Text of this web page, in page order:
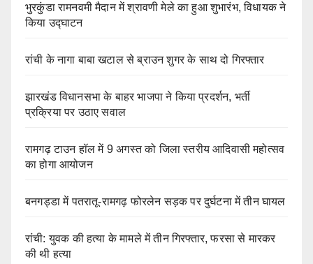
भुरकुंडा रामनवमी मैदान में श्रावणी मेले का हुआ शुभारंभ, विधायक ने
किया उद्घाटन
रांची के नागा बाबा खटाल से ब्राउन शुगर के साथ दो गिरफ्तार
झारखंड विधानसभा के बाहर भाजपा ने किया प्रदर्शन, भर्ती
प्रक्रिया पर उठाए सवाल
रामगढ़ टाउन हॉल में 9 अगस्त को जिला स्तरीय आदिवासी महोत्सव
का होगा आयोजन
बनगड्डा में पतरातू-रामगढ़ फोरलेन सड़क पर दुर्घटना में तीन घायल
रांची: युवक की हत्या के मामले में तीन गिरफ्तार, फरसा से मारकर
की थी हत्या